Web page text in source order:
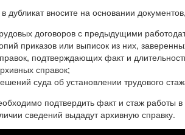
дубликат вносите на основании
договоров с предыдущими
приказов или выписок из них,
подтверждающих факт и
справок;
суда об установлении трудового
подтвердить факт и стаж работы
сведений выдадут архивную справку.